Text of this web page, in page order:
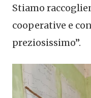
Stiamo
cooperative e
preziosissimo”.